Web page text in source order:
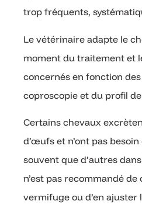
trop fréquents,
Le vétérinaire adapte le
moment du traitement et
concernés en fonction
coproscopie et du profil
Certains chevaux
d’œufs et n’ont pas
souvent que d’autres
n’est pas recommandé
vermifuge ou d’en ajuster